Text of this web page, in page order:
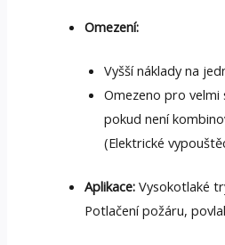
Omezení:
Vyšší náklady na
Omezeno pro
pokud není
(Elektrické
Aplikace: Vysokotlaké
Potlačení požáru,